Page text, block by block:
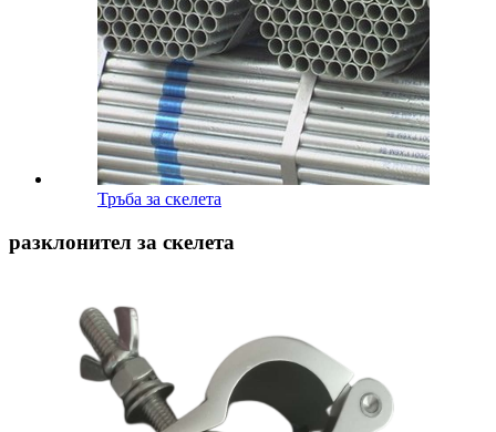
Тръба за скелета
разклонител за скелета